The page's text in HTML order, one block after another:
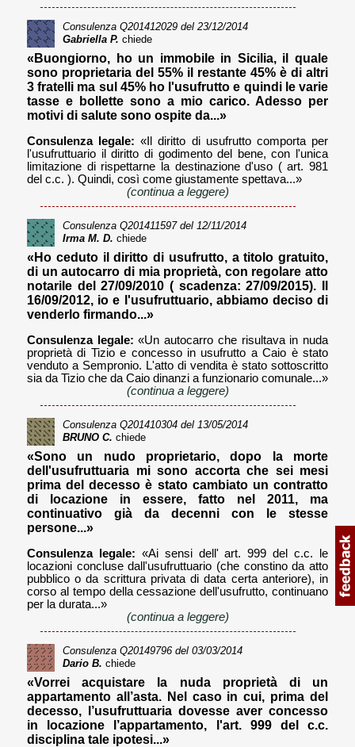
Consulenza Q201412029 del 23/12/2014
Gabriella P. chiede
«Buongiorno, ho un immobile in Sicilia, il quale
sono proprietaria del 55% il restante 45% è di altri
3 fratelli ma sul 45% ho l'usufrutto e quindi le varie
tasse e bollette sono a mio carico. Adesso per
motivi di salute sono ospite da...»
Consulenza legale: «Il diritto di usufrutto comporta per
l'usufruttuario il diritto di godimento del bene, con l'unica
limitazione di rispettarne la destinazione d'uso ( art. 981
del c.c. ). Quindi, così come giustamente spettava...»
(continua a leggere)
Consulenza Q201411597del 12/11/2014
Irma M. D. chiede
«Ho ceduto il diritto di usufrutto, a titolo gratuito,
di un autocarro di mia proprietà, con regolare atto
notarile del 27/09/2010 ( scadenza: 27/09/2015). Il
16/09/2012, io e l'usufruttuario, abbiamo deciso di
venderlo firmando...»
Consulenza legale: «Un autocarro che risultava in nuda
proprietà di Tizio e concesso in usufrutto a Caio è stato
venduto a Sempronio. L'atto di vendita è stato sottoscritto
sia da Tizio che da Caio dinanzi a funzionario comunale...»
(continua a leggere)
Consulenza Q201410304 del 13/05/2014
BRUNO C. chiede
«Sono un nudo proprietario, dopo la morte
dell'usufruttuaria mi sono accorta che sei mesi
prima del decesso è stato cambiato un contratto
di locazione in essere, fatto nel 2011, ma
continuativo già da decenni con le stesse
persone...»
Consulenza legale: «Ai sensi dell' art. 999 del c.c. le
locazioni concluse dall'usufruttuario (che constino da atto
pubblico o da scrittura privata di data certa anteriore), in
corso al tempo della cessazione dell'usufrutto, continuano
per la durata...»
(continua a leggere)
Consulenza Q20149796 del 03/03/2014
Dario B. chiede
«Vorrei acquistare la nuda proprietà di un
appartamento all’asta. Nel caso in cui, prima del
decesso, l’usufruttuaria dovesse aver concesso
in locazione l’appartamento, l'art. 999 del c.c.
disciplina tale ipotesi...»